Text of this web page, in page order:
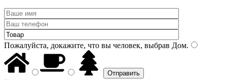
Пожалуйста, докажите, что вы человек, выбрав Дом.